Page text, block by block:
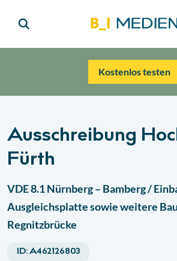
Kostenlos testen
Ausschreibung
Fürth
VDE 8.1 Nürnberg – Bamberg /
Ausgleichsplatte sowie weitere
Regnitzbrücke
ID:A462126803